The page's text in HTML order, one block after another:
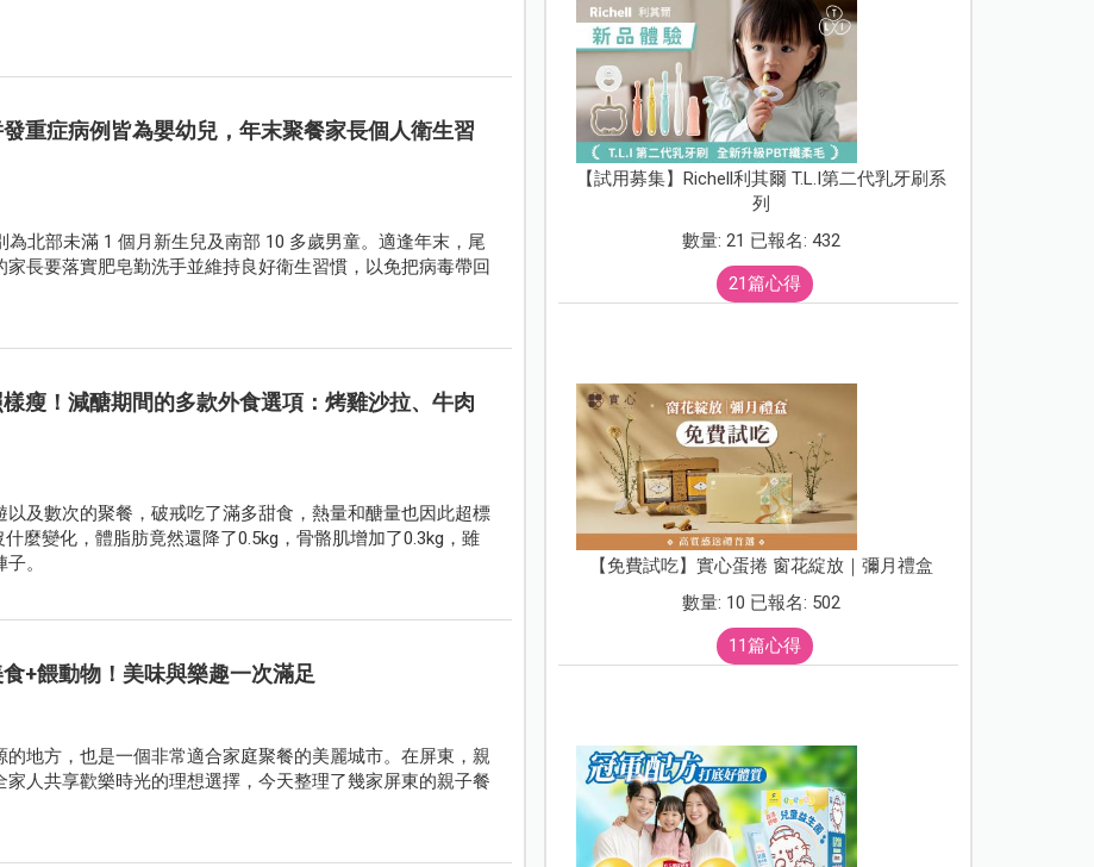
重症病例皆為嬰幼兒，年末聚餐家長個人衛生習
北部未滿 1 個月新生兒及南部 10 多歲男童。適逢年末，尾
長要落實肥皂勤洗手並維持良好衛生習慣，以免把病毒帶回
瘦！減醣期間的多款外食選項：烤雞沙拉、牛肉
及數次的聚餐，破戒吃了滿多甜食，熱量和醣量也因此超標
麼變化，體脂肪竟然還降了0.5kg，骨骼肌增加了0.3kg，雖
。
+餵動物！美味與樂趣一次滿足
地方，也是一個非常適合家庭聚餐的美麗城市。在屏東，親
人共享歡樂時光的理想選擇，今天整理了幾家屏東的親子餐
【試用募集】Richell利其爾 T.L.I第二代乳牙刷系
列
數量: 21 已報名: 432
21篇心得
【免費試吃】實心蛋捲 窗花綻放｜彌月禮盒
數量: 10 已報名: 502
11篇心得